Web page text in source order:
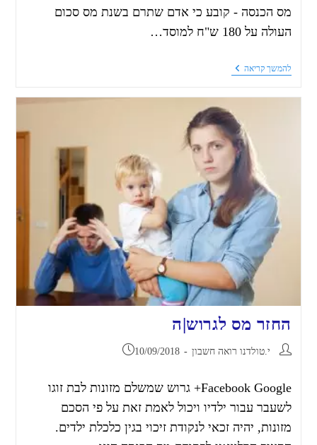
מס הכנסה - קובע כי אדם שתרם בשנת מס סכום
העולה על 180 ש"ח למוסד…
להמשך קריאה
החזר מס לגרוש|ה
י.טולדנו רואה חשבון 10/09/2018
Facebook Google+ גרוש שמשלם מזונות לבת זוגו
לשעבר עבור ילדיו ויכול לאמת זאת על פי הסכם
מזונות, יהיה זכאי לנקודת זיכוי בגין כלכלת ילדים.